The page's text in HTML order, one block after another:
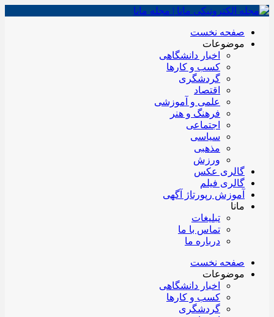
صفحه نخست
موضوعات
اخبار دانشگاهی
کسب و کارها
گردشگری
اقتصاد
علمی و آموزشی
فرهنگ و هنر
اجتماعی
سیاسی
مذهبی
ورزش
گالری عکس
گالری فیلم
آموزش رپورتاژ آگهی
مانا
تبلیغات
تماس با ما
درباره ما
صفحه نخست
موضوعات
اخبار دانشگاهی
کسب و کارها
گردشگری